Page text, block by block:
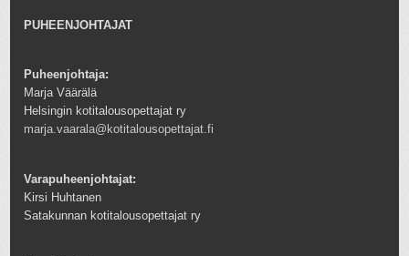
PUHEENJOHTAJAT
Puheenjohtaja:
Marja Väärälä
Helsingin kotitalousopettajat ry
marja.vaarala@kotitalousopettajat.fi
Varapuheenjohtajat:
Kirsi Huhtanen
Satakunnan kotitalousopettajat ry